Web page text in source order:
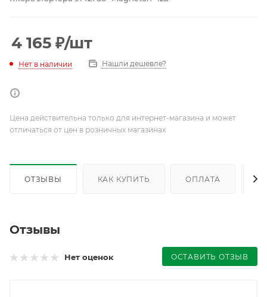
4 165 ₽/шт
Нет в наличии Нашли дешевле?
Цена действительна только для интернет-магазина и может
отличаться от цен в розничных магазинах
ОТЗЫВЫ КАК КУПИТЬ ОПЛАТА
Отзывы
Нет оценок ОСТАВИТЬ ОТЗЫВ